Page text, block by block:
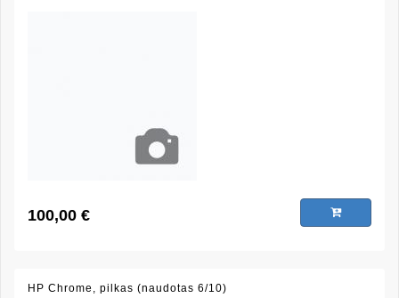
100,00 €
HP Chrome, pilkas (naudotas 6/10)